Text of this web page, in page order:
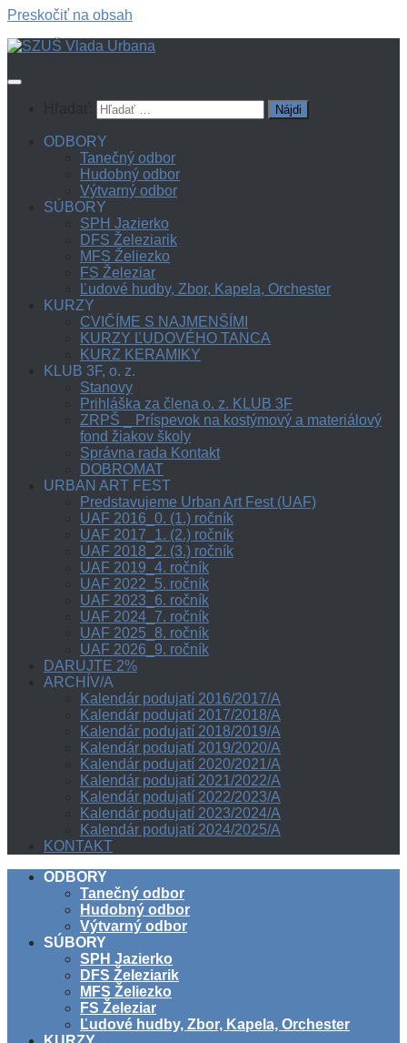
Preskočiť na obsah
ODBORY
Tanečný odbor
Hudobný odbor
Výtvarný odbor
SÚBORY
SPH Jazierko
DFS Železiarik
MFS Želiezko
FS Železiar
Ľudové hudby, Zbor, Kapela, Orchester
KURZY
CVIČÍME S NAJMENŠÍMI
KURZY ĽUDOVÉHO TANCA
KURZ KERAMIKY
KLUB 3F, o. z.
Stanovy
Prihláška za člena o. z. KLUB 3F
ZRPŠ _ Príspevok na kostýmový a materiálový
fond žiakov školy
Správna rada Kontakt
DOBROMAT
URBAN ART FEST
Predstavujeme Urban Art Fest (UAF)
UAF 2016_0. (1.) ročník
UAF 2017_1. (2.) ročník
UAF 2018_2. (3.) ročník
UAF 2019_4. ročník
UAF 2022_5. ročník
UAF 2023_6. ročník
UAF 2024_7. ročník
UAF 2025_8. ročník
UAF 2026_9. ročník
DARUJTE 2%
ARCHÍV/A
Kalendár podujatí 2016/2017/A
Kalendár podujatí 2017/2018/A
Kalendár podujatí 2018/2019/A
Kalendár podujatí 2019/2020/A
Kalendár podujatí 2020/2021/A
Kalendár podujatí 2021/2022/A
Kalendár podujatí 2022/2023/A
Kalendár podujatí 2023/2024/A
Kalendár podujatí 2024/2025/A
KONTAKT
ODBORY
Tanečný odbor
Hudobný odbor
Výtvarný odbor
SÚBORY
SPH Jazierko
DFS Železiarik
MFS Želiezko
FS Železiar
Ľudové hudby, Zbor, Kapela, Orchester